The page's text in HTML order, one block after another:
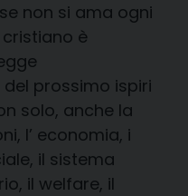
non si ama ogni
è
prossimo ispiri
solo, anche la
l’ economia, i
il sistema
il welfare, il